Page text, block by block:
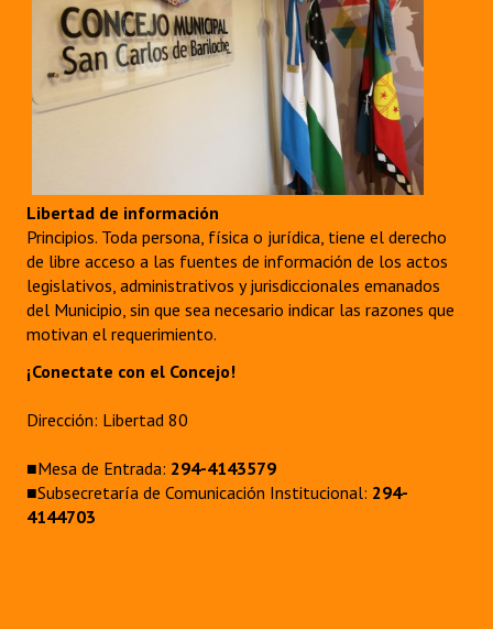
Libertad de información
Principios. Toda persona, física o jurídica, tiene el derecho
de libre acceso a las fuentes de información de los actos
legislativos, administrativos y jurisdiccionales emanados
del Municipio, sin que sea necesario indicar las razones que
motivan el requerimiento.
¡Conectate con el Concejo!
Dirección: Libertad 80
■Mesa de Entrada: 294-4143579
■Subsecretaría de Comunicación Institucional: 294-
4144703